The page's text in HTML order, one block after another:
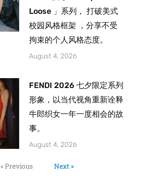
Loose 」系列， 打破美式
校园风格框架 ，分享不受
拘束的个人风格态度。
August 4, 2026
FENDI 2026 七夕限定系列
形象，以当代视角重新诠释
牛郎织女一年一度相会的故
事。
August 4, 2026
« Previous Next »